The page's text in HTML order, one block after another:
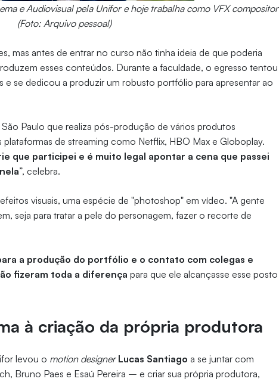
e Audiovisual pela Unifor e hoje trabalha como VFX compositor
(Foto: Arquivo pessoal)
mas antes de entrar no curso não tinha ideia de que poderia
esses conteúdos. Durante a faculdade, o egresso tentou
e se dedicou a produzir um robusto portfólio para apresentar ao
Paulo que realiza pós-produção de vários produtos
plataformas de streaming como Netflix, HBO Max e Globoplay.
que participei e é muito legal apontar a cena que passei
”, celebra.
visuais, uma espécie de "photoshop" em vídeo. "A gente
seja para tratar a pele do personagem, fazer o recorte de
a produção do portfólio e o contato com colegas e
fizeram toda a diferença para que ele alcançasse esse posto
à criação da própria produtora
levou o motion designer Lucas Santiago a se juntar com
Bruno Paes e Esaú Pereira – e criar sua própria produtora,